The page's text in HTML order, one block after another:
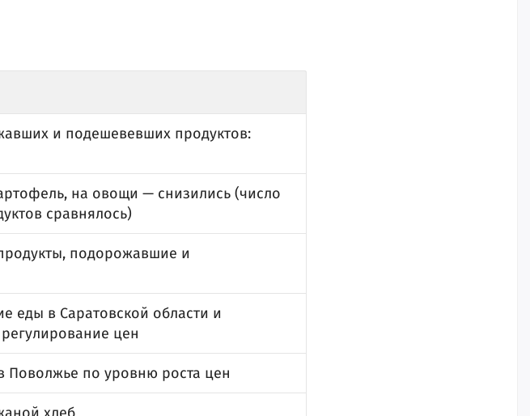
и подешевевших продуктов:
на овощи — снизились (число
сравнялось)
подорожавшие и
еды в Саратовской области и
цен
Поволжье по уровню роста цен